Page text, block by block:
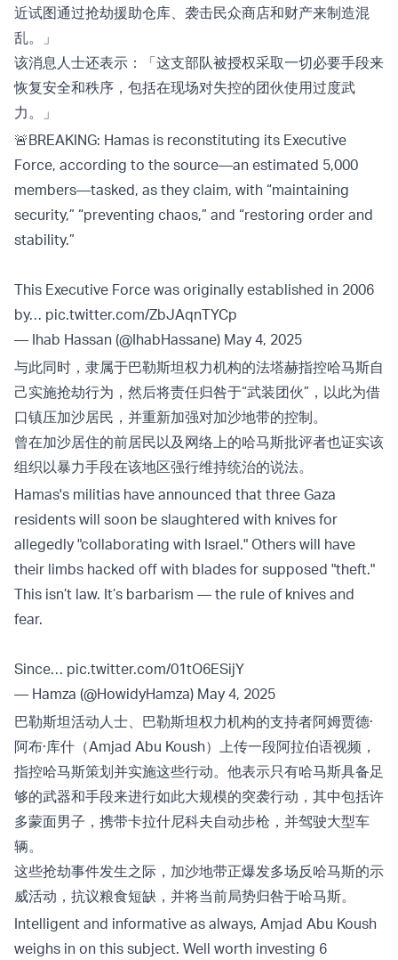
近试图通过抢劫援助仓库、袭击民众商店和财产来制造混
乱。」
该消息人士还表示：「这支部队被授权采取一切必要手段来
恢复安全和秩序，包括在现场对失控的团伙使用过度武
力。」
🚨BREAKING: Hamas is reconstituting its Executive
Force, according to the source—an estimated 5,000
members—tasked, as they claim, with “maintaining
security,” “preventing chaos,” and “restoring order and
stability.”
This Executive Force was originally established in 2006
by… pic.twitter.com/ZbJAqnTYCp
— Ihab Hassan (@IhabHassane) May 4, 2025
与此同时，隶属于巴勒斯坦权力机构的法塔赫指控哈马斯自
己实施抢劫行为，然后将责任归咎于“武装团伙”，以此为借
口镇压加沙居民，并重新加强对加沙地带的控制。
曾在加沙居住的前居民以及网络上的哈马斯批评者也证实该
组织以暴力手段在该地区强行维持统治的说法。
Hamas's militias have announced that three Gaza
residents will soon be slaughtered with knives for
allegedly "collaborating with Israel." Others will have
their limbs hacked off with blades for supposed "theft."
This isn’t law. It’s barbarism — the rule of knives and
fear.
Since… pic.twitter.com/01tO6ESijY
— Hamza (@HowidyHamza) May 4, 2025
巴勒斯坦活动人士、巴勒斯坦权力机构的支持者阿姆贾德·
阿布·库什（Amjad Abu Koush）上传一段阿拉伯语视频，
指控哈马斯策划并实施这些行动。他表示只有哈马斯具备足
够的武器和手段来进行如此大规模的突袭行动，其中包括许
多蒙面男子，携带卡拉什尼科夫自动步枪，并驾驶大型车
辆。
这些抢劫事件发生之际，加沙地带正爆发多场反哈马斯的示
威活动，抗议粮食短缺，并将当前局势归咎于哈马斯。
Intelligent and informative as always, Amjad Abu Koush
weighs in on this subject. Well worth investing 6